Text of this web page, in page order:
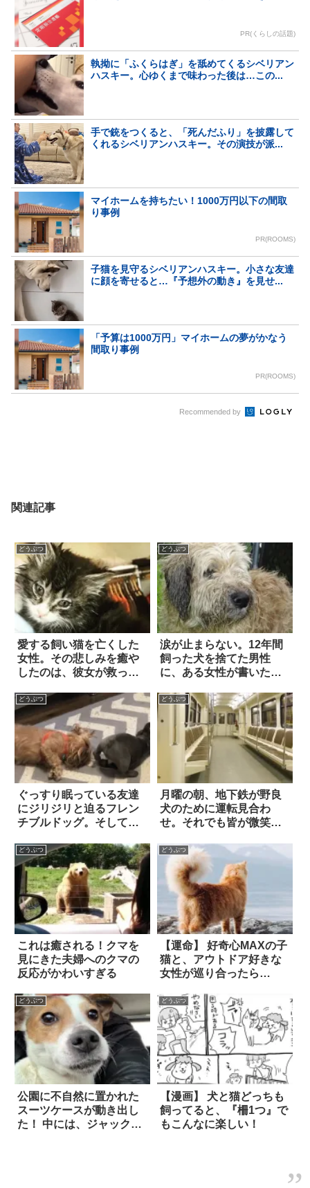
PR(くらしの話題)
執拗に「ふくらはぎ」を舐めてくるシベリアン
ハスキー。心ゆくまで味わった後は…この...
手で銃をつくると、「死んだふり」を披露して
くれるシベリアンハスキー。その演技が派...
マイホームを持ちたい！1000万円以下の間取
り事例
PR(ROOMS)
子猫を見守るシベリアンハスキー。小さな友達
に顔を寄せると…『予想外の動き』を見せ...
「予算は1000万円」マイホームの夢がかなう
間取り事例
PR(ROOMS)
Recommended by
関連記事
どうぶつ
愛する飼い猫を亡くした
女性。その悲しみを癒や
したのは、彼女が救った
子猫」だった
どうぶつ
涙が止まらない。12年間
飼った犬を捨てた男性
に、ある女性が書いた手
どうぶつ
ぐっすり眠っている友達
にジリジリと迫るフレン
チブルドッグ。そして…
どうぶつ
月曜の朝、地下鉄が野良
犬のために運転見合わ
せ。それでも皆が微笑ん
どうぶつ
これは癒される！クマを
見にきた夫婦へのクマの
反応がかわいすぎる
どうぶつ
【運命】 好奇心MAXの子
猫と、アウトドア好きな
女性が巡り合ったら…
どうぶつ
公園に不自然に置かれた
スーツケースが動き出し
た！ 中には、ジャックラ
どうぶつ
【漫画】 犬と猫どっちも
飼ってると、『柵1つ』で
もこんなに楽しい！